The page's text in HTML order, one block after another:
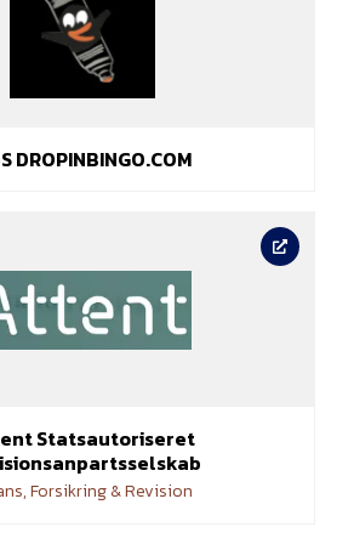
DROPINBINGO.COM
Statsautoriseret
Forsikring & Revision